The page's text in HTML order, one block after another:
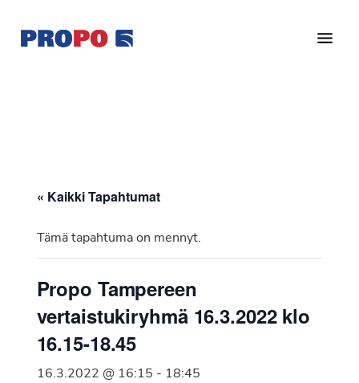
pääsisältöön
alatunnisteeseen
Ry
vuonna
Suomen
Syöpäyhdistyksen
jäsenjärjestö.
« Kaikki Tapahtumat
Tämä tapahtuma on mennyt.
Propo Tampereen
vertaistukiryhmä 16.3.2022 klo
16.15-18.45
16.3.2022 @ 16:15 - 18:45